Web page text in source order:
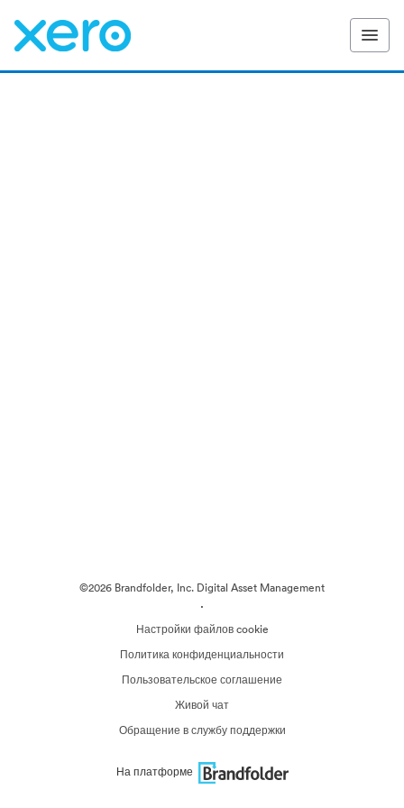
©2026 Brandfolder, Inc. Digital Asset Management
·
Настройки файлов cookie
Политика конфиденциальности
Пользовательское соглашение
Живой чат
Обращение в службу поддержки
На платформе